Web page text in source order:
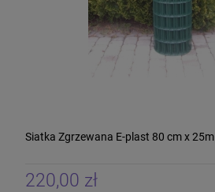
Siatka Zgrzewana E-plast 80 cm x 25m
220,00 zł